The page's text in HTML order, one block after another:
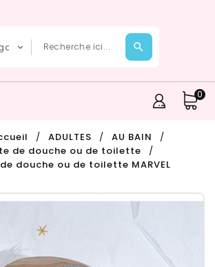
0
ADULTES
AU BAIN
de douche ou de toilette
douche ou de toilette MARVEL